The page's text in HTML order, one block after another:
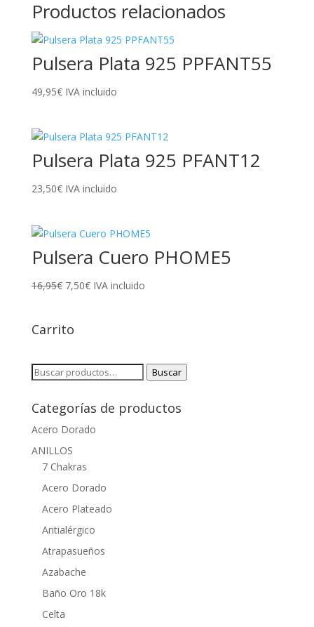
Productos relacionados
Pulsera Plata 925 PPFANT55
49,95€ IVA incluido
Pulsera Plata 925 PFANT12
23,50€ IVA incluido
Pulsera Cuero PHOME5
16,95€ El
era:
7,50€ElIVA incluido
Carrito
Buscar
Buscar
Categorías de productos
Acero Dorado
ANILLOS
7 Chakras
Acero Dorado
Acero Plateado
Antialérgico
Atrapasueños
Azabache
Baño Oro 18k
Celta